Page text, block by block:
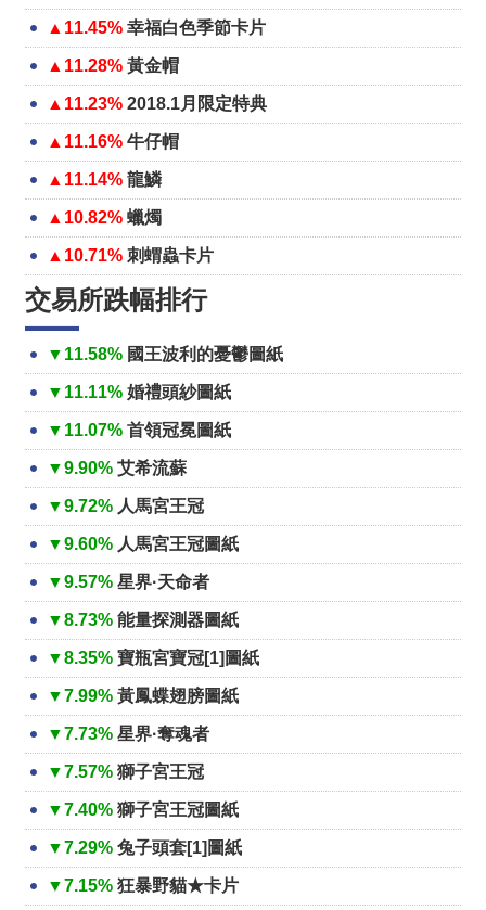
▲11.45% 幸福白色季節卡片
▲11.28% 黃金帽
▲11.23% 2018.1月限定特典
▲11.16% 牛仔帽
▲11.14% 龍鱗
▲10.82% 蠟燭
▲10.71% 刺蝟蟲卡片
交易所跌幅排行
▼11.58% 國王波利的憂鬱圖紙
▼11.11% 婚禮頭紗圖紙
▼11.07% 首領冠冕圖紙
▼9.90% 艾希流蘇
▼9.72% 人馬宮王冠
▼9.60% 人馬宮王冠圖紙
▼9.57% 星界·天命者
▼8.73% 能量探測器圖紙
▼8.35% 寶瓶宮寶冠[1]圖紙
▼7.99% 黃鳳蝶翅膀圖紙
▼7.73% 星界·奪魂者
▼7.57% 獅子宮王冠
▼7.40% 獅子宮王冠圖紙
▼7.29% 兔子頭套[1]圖紙
▼7.15% 狂暴野貓★卡片